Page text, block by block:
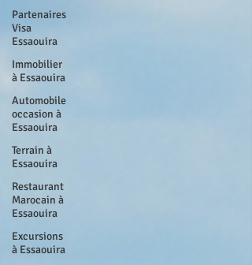
Partenaires
Visa
Essaouira
Immobilier
à Essaouira
Automobile
occasion à
Essaouira
Terrain à
Essaouira
Restaurant
Marocain à
Essaouira
Excursions
à Essaouira